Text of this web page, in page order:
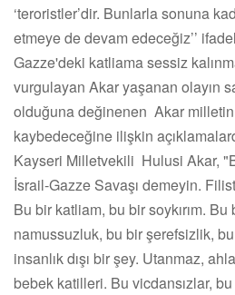
‘teroristler’dir. Bunlarla sonuna
etmeye de devam edeceğiz’’
Gazze'deki katliama sessiz
vurgulayan Akar yaşanan olayın
olduğuna değinenen Akar
kaybedeceğine ilişkin
Kayseri Milletvekili Hulusi Akar,
İsrail-Gazze Savaşı demeyin.
Bu bir katliam, bu bir soykırım. Bu
namussuzluk, bu bir şerefsizlik,
insanlık dışı bir şey. Utanmaz,
bebek katilleri. Bu vicdansızlar,